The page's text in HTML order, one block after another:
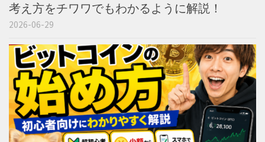
考え方をチワワでもわかるように解説！
2026-06-29